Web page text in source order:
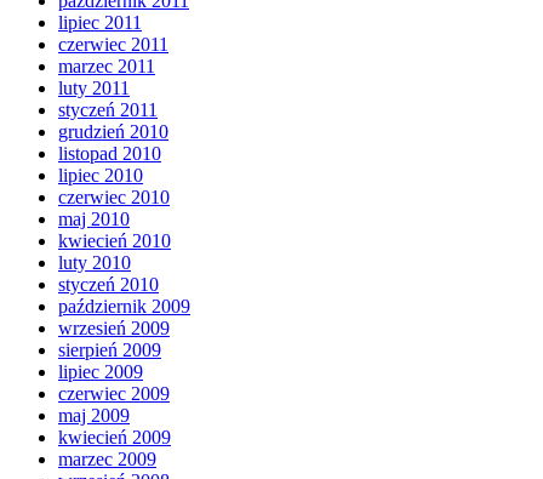
lipiec 2011
czerwiec 2011
marzec 2011
luty 2011
styczeń 2011
grudzień 2010
listopad 2010
lipiec 2010
czerwiec 2010
maj 2010
kwiecień 2010
luty 2010
styczeń 2010
październik 2009
wrzesień 2009
sierpień 2009
lipiec 2009
czerwiec 2009
maj 2009
kwiecień 2009
marzec 2009